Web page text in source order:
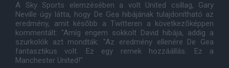
A Sky Sports elemzésében a volt United csillag, Gary
Neville úgy látta, hogy De Gea hibájának tulajdonítható az
eredmény, amit késõbb a Twitteren a következõképpen
kommentált: "Amíg engem sokkolt David hibája, addig a
szurkolók azt mondták: "Az eredmény ellenére De Gea
fantasztikus volt. Ez egy remek hozzáállás. Ez a
Manchester United!"